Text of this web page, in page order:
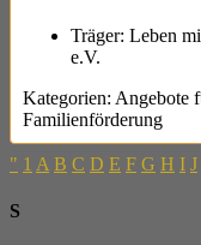
Träger: Leben
e.V.
Kategorien: Angebote
Familienförderung
" 1 A B C D E F G H I J
S